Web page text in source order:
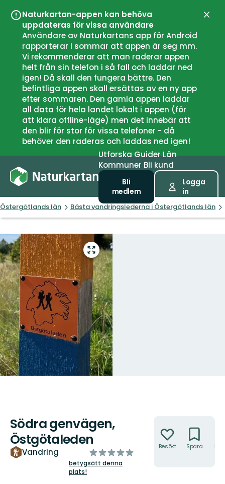
Naturkartan-appen kan behöva
uppdateras för vissa användare
Användare av Naturkartans app för Android
rapporterar i sommar att appen är seg mm.
Vi rekommenderar att man raderar appen
helt från sin telefon i så fall och laddar ned
igen! Då skall den fungera bättre. Den
befintliga appen skall ersättas av en ny app
efter sommaren. Den gamla appen laddar
all data för hela landet lokalt i appen (för
att klara offline-läge) men det innebär att
den blir för stor för vissa telefoner - då
behöver den raderas och laddas ned igen!
UtforskaGuiderLän
Kommuner Bli kund
Bli
medlem
Logga
in
Östergötlands län Bästa vandringslederna i Östergötlands län
Gå
till
helskärmsläge
Södra genvägen,
Östgötaleden
Vandring
av
5
betygsätt denna
plats!
Besökt Spara